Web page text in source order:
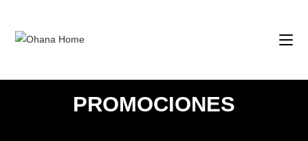
PROMOCIONES